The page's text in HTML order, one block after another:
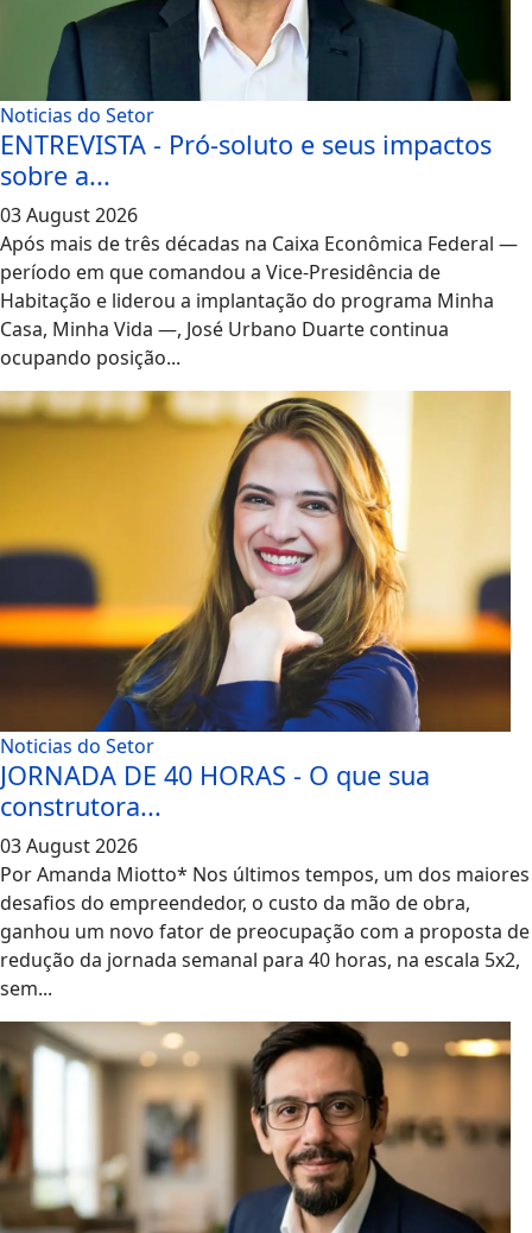
Noticias do Setor
ENTREVISTA - Pró-soluto e seus impactos
sobre a...
03 August 2026
Após mais de três décadas na Caixa Econômica Federal —
período em que comandou a Vice-Presidência de
Habitação e liderou a implantação do programa Minha
Casa, Minha Vida —, José Urbano Duarte continua
ocupando posição...
Noticias do Setor
JORNADA DE 40 HORAS - O que sua
construtora...
03 August 2026
Por Amanda Miotto* Nos últimos tempos, um dos maiores
desafios do empreendedor, o custo da mão de obra,
ganhou um novo fator de preocupação com a proposta de
redução da jornada semanal para 40 horas, na escala 5x2,
sem...